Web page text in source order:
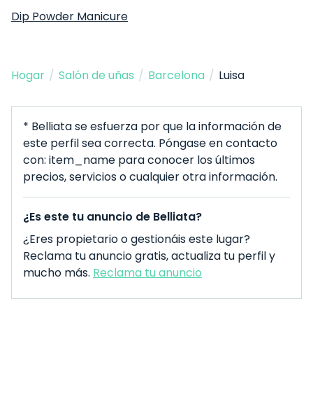
Dip Powder Manicure
Hogar / Salón de uñas / Barcelona / Luisa
* Belliata se esfuerza por que la información de
este perfil sea correcta. Póngase en contacto
con: item_name para conocer los últimos
precios, servicios o cualquier otra información.
¿Es este tu anuncio de Belliata?
¿Eres propietario o gestionáis este lugar?
Reclama tu anuncio gratis, actualiza tu perfil y
mucho más. Reclama tu anuncio